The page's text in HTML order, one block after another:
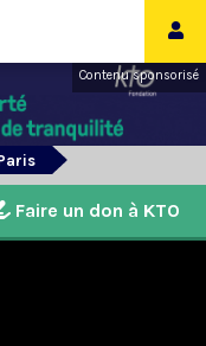
Contenu sponsorisé
Faire un don à KTO